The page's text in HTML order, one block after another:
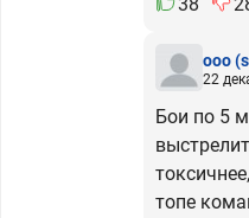
ooo
22
Бои по 5
топе